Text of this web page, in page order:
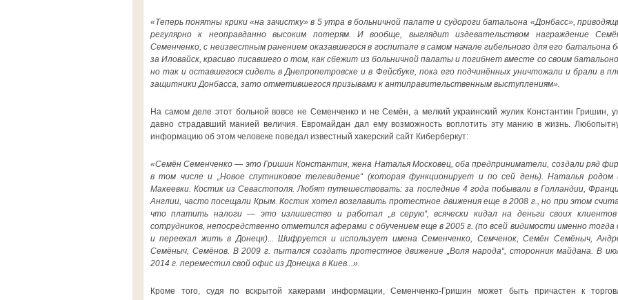
«Теперь понятны крики «на зачистку» в 5 утра в больничной палате и судороги батальона «Донбасс»,
регулярно к неоправданно высоким потерям. И вообще, выглядит издевательством награждение
Семенченко, с неизвестным ранением оказавшегося в госпитале в самом начале гибельного для его батальона
за Иловайск, красиво писавшего о том, как сбежит из больничной палаты и погибнет вместе со своим
но так и оставшегося сидеть в Днепропетровске и в Фейсбуке, пока его подчинённых уничтожали и брали в
защитники Донбасса, зато отметившегося призывами к антиправительственным выступлениям».
На самом деле этот больной вовсе не Семенченко и не Семён, а мелкий украинский жулик Константин Гришин,
давно страдавший манией величия. Евромайдан дал ему возможность воплотить эту манию в жизнь.
информацию об этом человеке поведал известный хакерский сайт Киберберкут:
«Семён Семенченко — это Гришин Константин, жена Наталья Московец, оба предприниматели, создали ряд
в том числе и „Новое спутниковое телевидение“ (которая функционирует и по сей день). Наталья родом
Макеевки. Костик из Севастополя. Любят путешествовать: за последние 4 года побывали в Голландии,
Англии, часто посещали Крым. Костик хотел возглавить протестное движения еще в 2008 г., но при этом
что платить налоги — это излишество и работал „в серую“, всячески кидал на деньги своих
сотрудников, непосредственно отметился аферами с обучением еще в 2005 г. (по всей видимости именно тогда
и переехал жить в Донецк)... Шифруется и использует имена Семенченко, Семченок, Семён Семёныч,
Семёныч, Семёнов. В 2009 г. пытался создать протестное движение „Воля народа“, сторонник майдана. В
2014 г. переместил свой офис из Донецка в Киев...».
Кроме того, судя по вскрытой хакерами информации, Семенченко-Гришин может быть причастен к